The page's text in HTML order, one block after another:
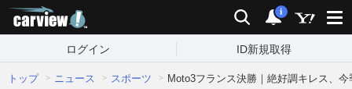
検索 通知
i
ログイン ID新規取得
トップ ニュース スポーツ Moto3フランス決勝｜絶好調キレス、